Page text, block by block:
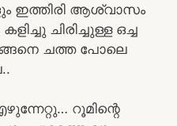
ഇത്തിരി ആശ്വാസം
ചിരിച്ചുള്ള ഒച്ച
ചത്ത പോലെ
റൂമിന്റെ